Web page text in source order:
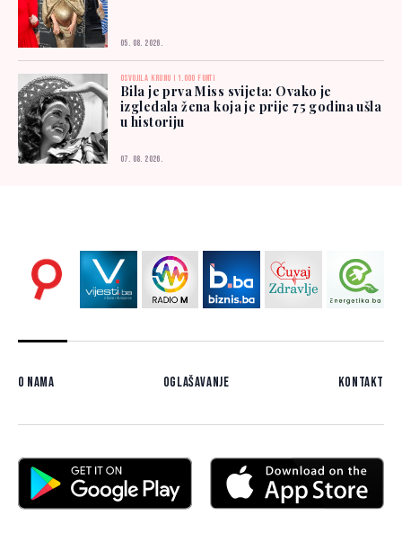
05. 08. 2026.
OSVOJILA KRUNU I 1.000 FUNTI
Bila je prva Miss svijeta: Ovako je
izgledala žena koja je prije 75 godina ušla
u historiju
07. 08. 2026.
O nama Oglašavanje Kontakt